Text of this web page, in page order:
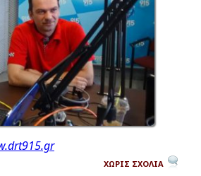
ΧΩΡΙΣ ΣΧΟΛΙΑ